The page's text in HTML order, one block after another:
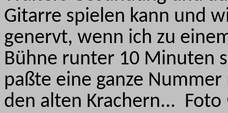
Gitarre spielen kann und
genervt, wenn ich zu
Bühne runter 10 Minuten
paßte eine ganze
den alten Krachern...